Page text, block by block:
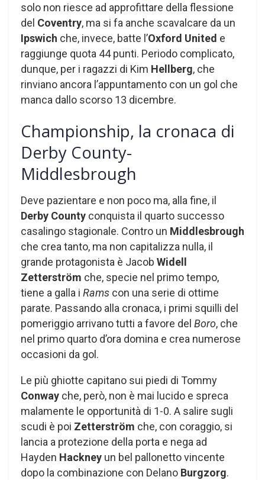
solo non riesce ad approfittare della flessione
del Coventry, ma si fa anche scavalcare da un
Ipswich che, invece, batte l’Oxford United e
raggiunge quota 44 punti. Periodo complicato,
dunque, per i ragazzi di Kim Hellberg, che
rinviano ancora l’appuntamento con un gol che
manca dallo scorso 13 dicembre.
Championship, la cronaca di
Derby County-
Middlesbrough
Deve pazientare e non poco ma, alla fine, il
Derby County conquista il quarto successo
casalingo stagionale. Contro un Middlesbrough
che crea tanto, ma non capitalizza nulla, il
grande protagonista è Jacob Widell
Zetterström che, specie nel primo tempo,
tiene a galla i Rams con una serie di ottime
parate. Passando alla cronaca, i primi squilli del
pomeriggio arrivano tutti a favore del Boro, che
nel primo quarto d’ora domina e crea numerose
occasioni da gol.
Le più ghiotte capitano sui piedi di Tommy
Conway che, però, non è mai lucido e spreca
malamente le opportunità di 1-0. A salire sugli
scudi è poi Zetterström che, con coraggio, si
lancia a protezione della porta e nega ad
Hayden Hackney un bel pallonetto vincente
dopo la combinazione con Delano Burgzorg.